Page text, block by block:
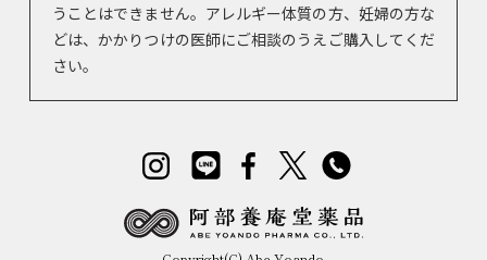
うことはできません。アレルギー体質の方、妊婦の方な
どは、かかりつけの医師にご相談のうえご購入してくだ
さい。